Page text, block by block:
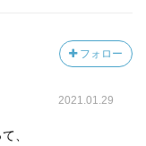
フォロー
2021.01.29
、